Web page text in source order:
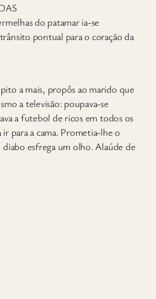
do patamar ia-se
pontual para o coração da
a mais, propôs ao marido que
a televisão: poupava-se
a futebol de ricos em todos os
ir para a cama. Prometia-lhe o
esfrega um olho. Alaúde de